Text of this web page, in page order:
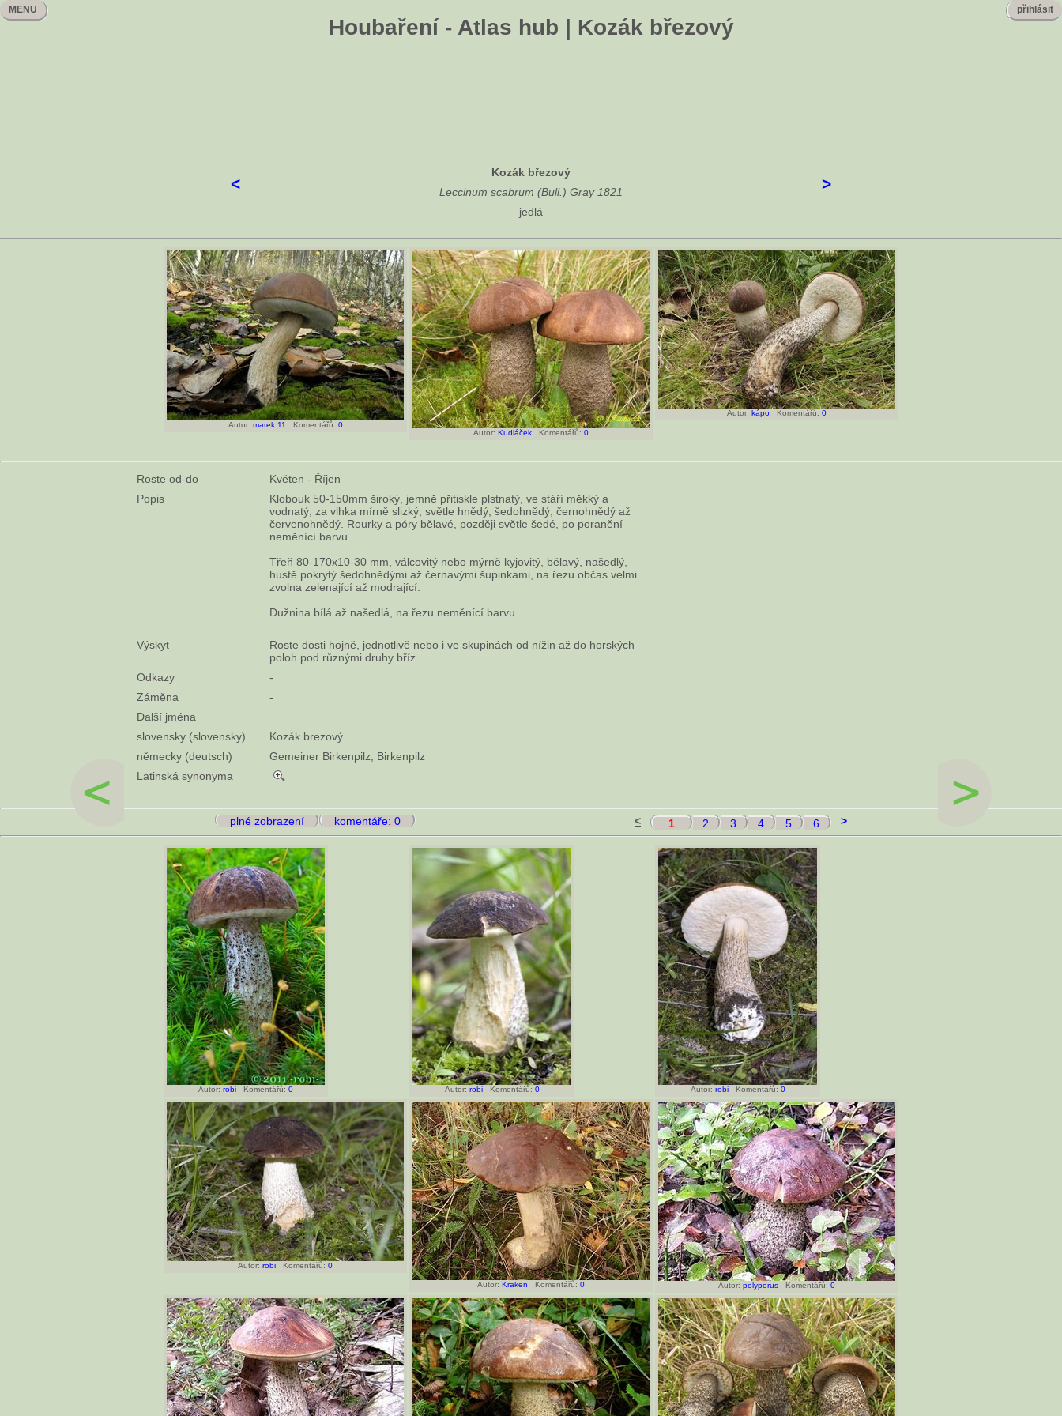
Houbaření - Atlas hub | Kozák březový
přihlásit
MENU
<
Kozák březový
Leccinum scabrum (Bull.) Gray 1821
jedlá
>
Autor: marek.11 Komentářů: 0
Autor: Kudláček Komentářů: 0
Autor: kápo Komentářů: 0
Roste od-do
Květen - Říjen
Popis
Klobouk 50-150mm široký, jemně přitiskle plstnatý, ve stáří měkký a
vodnatý, za vlhka mírně slizký, světle hnědý, šedohnědý, černohnědý až
červenohnědý. Rourky a póry bělavé, později světle šedé, po poranění
neměnící barvu.
Třeň 80-170x10-30 mm, válcovitý nebo mýrně kyjovitý, bělavý, našedlý,
hustě pokrytý šedohnědými až černavými šupinkami, na řezu občas velmi
zvolna zelenající až modrající.
Dužnina bílá až našedlá, na řezu neměnící barvu.
Výskyt
Roste dosti hojně, jednotlivě nebo i ve skupinách od nížin až do horských
poloh pod různými druhy bříz.
Odkazy
-
Záměna
-
Další jména
slovensky (slovensky)
Kozák brezový
německy (deutsch)
Gemeiner Birkenpilz, Birkenpilz
Latinská synonyma